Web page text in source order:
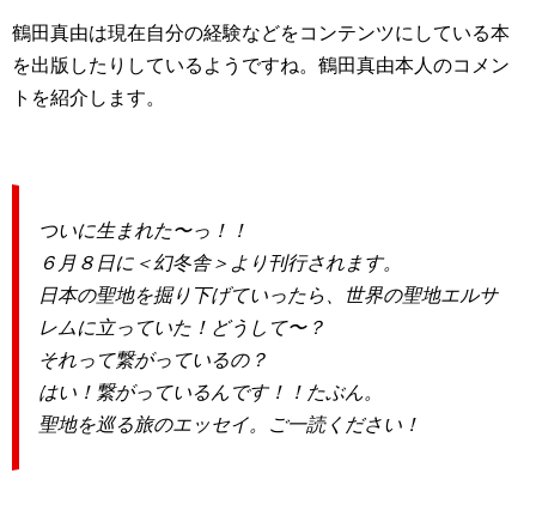
鶴田真由は現在自分の経験などをコンテンツにしている本
を出版したりしているようですね。鶴田真由本人のコメン
トを紹介します。
ついに生まれた〜っ！！
６月８日に＜幻冬舎＞より刊行されます。
日本の聖地を掘り下げていったら、世界の聖地エルサ
レムに立っていた！どうして〜？
それって繋がっているの？
はい！繋がっているんです！！たぶん。
聖地を巡る旅のエッセイ。ご一読ください！